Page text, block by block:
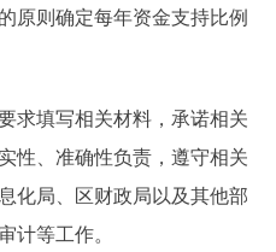
原则确定每年资金支持比例
求填写相关材料，承诺相关
性、准确性负责，遵守相关
化局、区财政局以及其他部
计等工作。